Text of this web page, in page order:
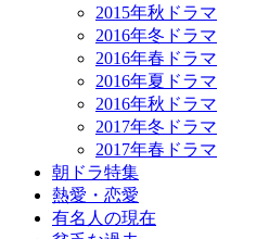
2015年秋ドラマ
2016年冬ドラマ
2016年春ドラマ
2016年夏ドラマ
2016年秋ドラマ
2017年冬ドラマ
2017年春ドラマ
朝ドラ特集
熱愛・恋愛
有名人の現在